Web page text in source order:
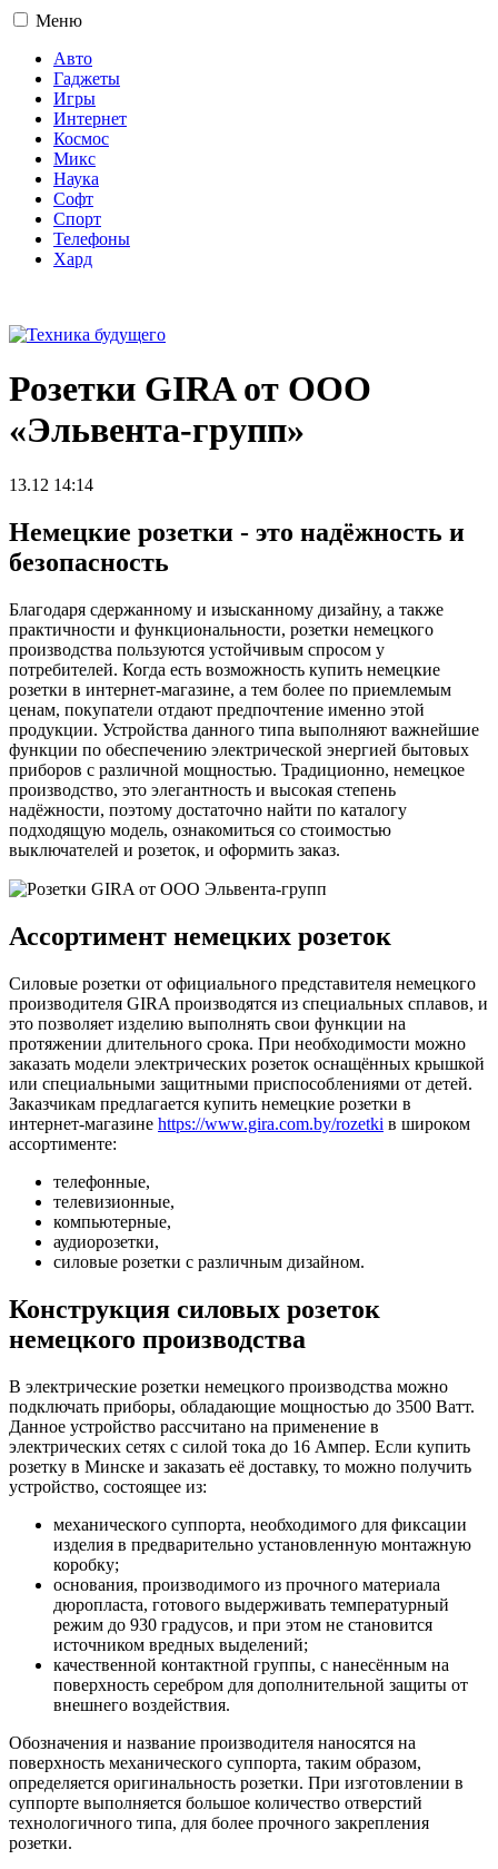
Меню
Авто
Гаджеты
Игры
Интернет
Космос
Микс
Наука
Софт
Спорт
Телефоны
Хард
Розетки GIRA от ООО
«Эльвента-групп»
13.12 14:14
Немецкие розетки - это надёжность и
безопасность
Благодаря сдержанному и изысканному дизайну, а также
практичности и функциональности, розетки немецкого
производства пользуются устойчивым спросом у
потребителей. Когда есть возможность купить немецкие
розетки в интернет-магазине, а тем более по приемлемым
ценам, покупатели отдают предпочтение именно этой
продукции. Устройства данного типа выполняют важнейшие
функции по обеспечению электрической энергией бытовых
приборов с различной мощностью. Традиционно, немецкое
производство, это элегантность и высокая степень
надёжности, поэтому достаточно найти по каталогу
подходящую модель, ознакомиться со стоимостью
выключателей и розеток, и оформить заказ.
Ассортимент немецких розеток
Силовые розетки от официального представителя немецкого
производителя GIRA производятся из специальных сплавов, и
это позволяет изделию выполнять свои функции на
протяжении длительного срока. При необходимости можно
заказать модели электрических розеток оснащённых крышкой
или специальными защитными приспособлениями от детей.
Заказчикам предлагается купить немецкие розетки в
интернет-магазине https://www.gira.com.by/rozetki в широком
ассортименте:
телефонные,
телевизионные,
компьютерные,
аудиорозетки,
силовые розетки с различным дизайном.
Конструкция силовых розеток
немецкого производства
В электрические розетки немецкого производства можно
подключать приборы, обладающие мощностью до 3500 Ватт.
Данное устройство рассчитано на применение в
электрических сетях с силой тока до 16 Ампер. Если купить
розетку в Минске и заказать её доставку, то можно получить
устройство, состоящее из:
механического суппорта, необходимого для фиксации
изделия в предварительно установленную монтажную
коробку;
основания, производимого из прочного материала
дюропласта, готового выдерживать температурный
режим до 930 градусов, и при этом не становится
источником вредных выделений;
качественной контактной группы, с нанесённым на
поверхность серебром для дополнительной защиты от
внешнего воздействия.
Обозначения и название производителя наносятся на
поверхность механического суппорта, таким образом,
определяется оригинальность розетки. При изготовлении в
суппорте выполняется большое количество отверстий
технологичного типа, для более прочного закрепления
розетки.